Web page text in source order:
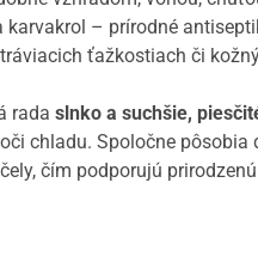
karvakrol – prírodné
ťažkostiach či
rada slnko a suchšie,
chladu. Spoločne pôsobia
čím podporujú